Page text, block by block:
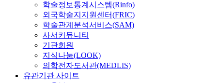
학술정보통계시스템(Rinfo)
외국학술지지원센터(FRIC)
학술관계분석서비스(SAM)
사서커뮤니티
기관회원
지식나눔(LOOK)
의학전자도서관(MEDLIS)
유관기관 사이트